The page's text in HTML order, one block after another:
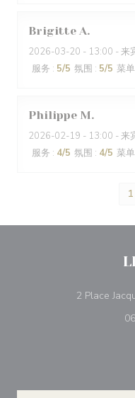
Brigitte A
2026-03-20 - 13:00 - 来
服务 : 5/5 氛围 : 5/5 菜单
Philippe M
2026-02-19 - 13:00 - 来
服务 : 4/5 氛围 : 4/5 菜单
1
2 Place